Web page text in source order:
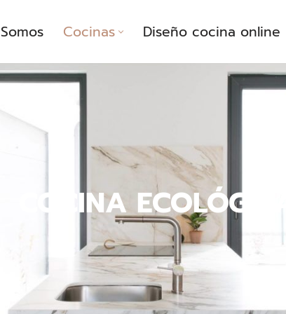
Somos Cocinas Diseño cocina online
COCINA ECOLÓGICA